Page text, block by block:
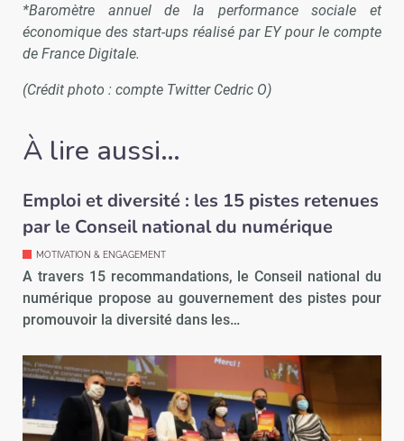
*Baromètre annuel de la performance sociale et
économique des start-ups réalisé par EY pour le compte
de France Digitale.
(Crédit photo : compte Twitter Cedric O)
À lire aussi…
Emploi et diversité : les 15 pistes retenues
par le Conseil national du numérique
MOTIVATION & ENGAGEMENT
A travers 15 recommandations, le Conseil national du
numérique propose au gouvernement des pistes pour
promouvoir la diversité dans les…